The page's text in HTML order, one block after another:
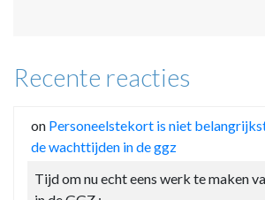
Recente reacties
on Personeelstekort is niet
de wachttijden in de ggz
Tijd om nu echt eens werk te maken